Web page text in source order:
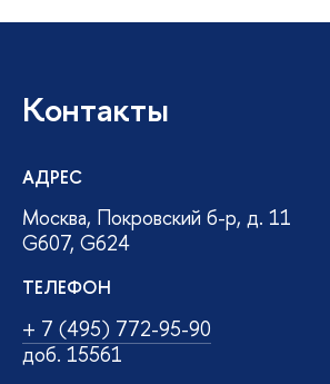
Контакты
АДРЕС
Москва, Покровский б-р, д. 11
G607, G624
ТЕЛЕФОН
+ 7 (495) 772-95-90
доб. 15561